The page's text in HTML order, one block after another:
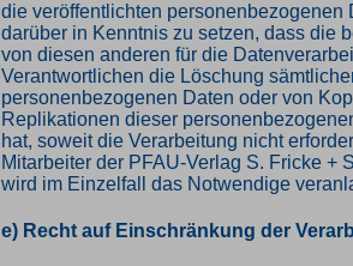
die veröffentlichten personenbezogenen
darüber in Kenntnis zu setzen, dass die
von diesen anderen für die
Verantwortlichen die Löschung
personenbezogenen Daten oder von
Replikationen dieser
hat, soweit die Verarbeitung nicht
Mitarbeiter der PFAU-Verlag S. Fricke +
wird im Einzelfall das Notwendige
e) Recht auf Einschränkung der